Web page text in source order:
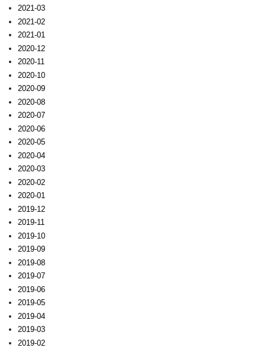
2021-03
2021-02
2021-01
2020-12
2020-11
2020-10
2020-09
2020-08
2020-07
2020-06
2020-05
2020-04
2020-03
2020-02
2020-01
2019-12
2019-11
2019-10
2019-09
2019-08
2019-07
2019-06
2019-05
2019-04
2019-03
2019-02